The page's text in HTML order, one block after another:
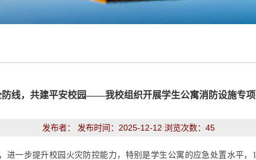
线，共建平安校园——我校组织开展学生公寓消防设施专项
发布者： 发布时间：2025-12-12 浏览次数： 45
进一步提升校园火灾防控能力，特别是学生公寓的应急处置水平，